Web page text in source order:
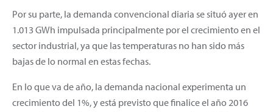
Por su parte, la demanda convencional diaria se situó ayer en
1.013 GWh impulsada principalmente por el crecimiento en el
sector industrial, ya que las temperaturas no han sido más
bajas de lo normal en estas fechas.
En lo que va de año, la demanda nacional experimenta un
crecimiento del 1%, y está previsto que finalice el año 2016